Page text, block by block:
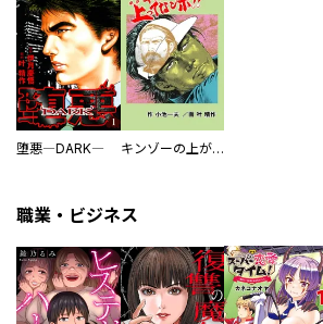
堕悪―DARK― キンゾーの上がってなンボ ！！
職業・ビジネス